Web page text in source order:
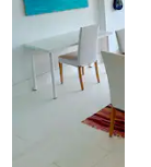
4件、5つ星中5つ